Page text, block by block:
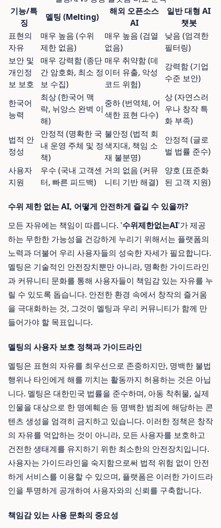
기능/특
징
멜팅 (Melting)
해외 오픈소스
AI
일반 대형 AI
챗봇
표현의
자유
매우 높음 (수위
제한 없음)
매우 높음 (검열
없음)
낮음 (엄격한
필터링)
보안 및
개인정
보 보호
매우 강력함 (종단
간 암호화, 최소 정
보 수집)
매우 취약함 (데
이터 유출, 악성
코드 위험)
강력함 (기업
수준 보안)
한국어
능력
최상 (한국어 맥
락, 뉘앙스 완벽 이
해)
중하 (번역체, 어
색한 표현 다수)
상 (자연스러
우나 창작 특
화 부족)
법적 안
정성
안정적 (명확한 국
내 운영 주체 및 정
책)
불안정 (법적 회
색지대, 책임 소
재 불분명)
안정적 (글로
벌 법률 준수)
사용자
지원
우수 (국내 고객센
터, 빠른 피드백)
거의 없음 (커뮤
니티 기반 해결)
양호 (표준화
된 고객 지원)
수위 제한 없는 AI, 어떻게 안전하게 즐길 수 있을까?
모든 자유에는 책임이 따릅니다. '수위제한없는AI'가 제공
하는 무한한 가능성을 건강하게 누리기 위해서는 플랫폼의
노력과 더불어 우리 사용자들의 성숙한 자세가 필요합니다.
멜팅은 기술적인 안전장치뿐만 아니라, 명확한 가이드라인
과 커뮤니티 문화를 통해 사용자들이 책임감 있는 자유를 누
릴 수 있도록 돕습니다. 안전한 환경 속에서 창작의 즐거움
을 극대화하는 것, 그것이 멜팅과 우리 커뮤니티가 함께 만
들어가야 할 목표입니다.
멜팅의 사용자 보호 정책과 가이드라인
멜팅은 표현의 자유를 최우선으로 존중하지만, 명백한 불법
행위나 타인에게 해를 끼치는 활동까지 허용하는 것은 아닙
니다. 멜팅은 대한민국 법률을 준수하며, 아동 착취물, 실제
인물을 대상으로 한 명예훼손 등 명백한 범죄에 해당하는 콘
텐츠 생성을 엄격히 금지하고 있습니다. 이러한 정책은 창작
의 자유를 억압하는 것이 아니라, 모든 사용자를 보호하고
건전한 생태계를 유지하기 위한 최소한의 안전장치입니다.
사용자는 가이드라인을 숙지함으로써 법적 위험 없이 안전
하게 서비스를 이용할 수 있으며, 플랫폼은 이러한 가이드라
인을 투명하게 공개하여 사용자와의 신뢰를 구축합니다.
책임감 있는 사용 문화의 중요성